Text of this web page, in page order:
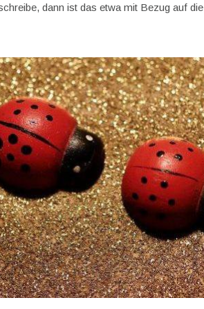
dann ist das etwa mit Bezug auf